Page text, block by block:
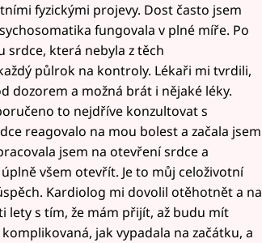
fyzickými projevy. Dost často jsem
fungovala v plné míře. Po
srdce, která nebyla z těch
půlrok na kontroly. Lékaři mi tvrdili,
dozorem a možná brát i nějaké léky.
to nejdříve konzultovat s
reagovalo na mou bolest a začala jsem
jsem na otevření srdce a
všem otevřít. Je to můj celoživotní
Kardiolog mi dovolil otěhotnět a na
lety s tím, že mám přijít, až budu mít
jak vypadala na začátku, a